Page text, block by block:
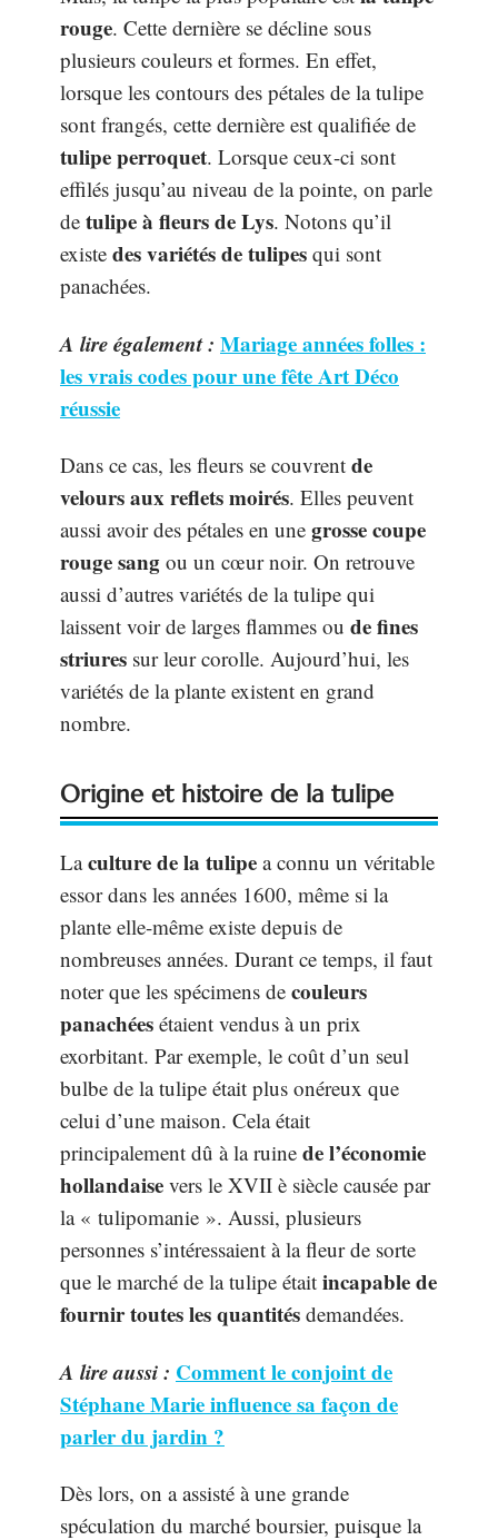
rouge. Cette dernière se décline sous
plusieurs couleurs et formes. En effet,
lorsque les contours des pétales de la tulipe
sont frangés, cette dernière est qualifiée de
tulipe perroquet. Lorsque ceux-ci sont
effilés jusqu’au niveau de la pointe, on parle
de tulipe à fleurs de Lys. Notons qu’il
existe des variétés de tulipes qui sont
panachées.
A lire également : Mariage années folles :
les vrais codes pour une fête Art Déco
réussie
Dans ce cas, les fleurs se couvrent de
velours aux reflets moirés. Elles peuvent
aussi avoir des pétales en une grosse coupe
rouge sang ou un cœur noir. On retrouve
aussi d’autres variétés de la tulipe qui
laissent voir de larges flammes ou de fines
striures sur leur corolle. Aujourd’hui, les
variétés de la plante existent en grand
nombre.
Origine et histoire de la tulipe
Laculture de la tulipe a connu un véritable
essor dans les années 1600, même si la
plante elle-même existe depuis de
nombreuses années. Durant ce temps, il faut
noter que les spécimens de couleurs
panachées étaient vendus à un prix
exorbitant. Par exemple, le coût d’un seul
bulbe de la tulipe était plus onéreux que
celui d’une maison. Cela était
principalement dû à la ruine de l’économie
hollandaise vers le XVII è siècle causée par
la « tulipomanie ». Aussi, plusieurs
personnes s’intéressaient à la fleur de sorte
que le marché de la tulipe était incapable de
fournir toutes les quantités demandées.
A lire aussi : Comment le conjoint de
Stéphane Marie influence sa façon de
parler du jardin ?
Dès lors, on a assisté à une grande
spéculation du marché boursier, puisque la